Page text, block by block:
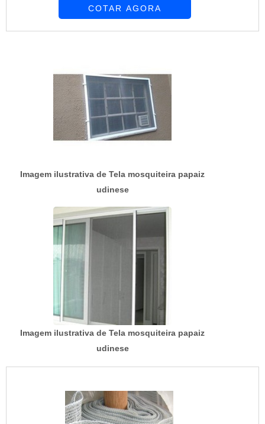
Proteção oferece tela mosquiteira de excelente
COTAR AGORA
Imagem ilustrativa de Tela mosquiteira papaiz
udinese
Imagem ilustrativa de Tela mosquiteira papaiz
udinese